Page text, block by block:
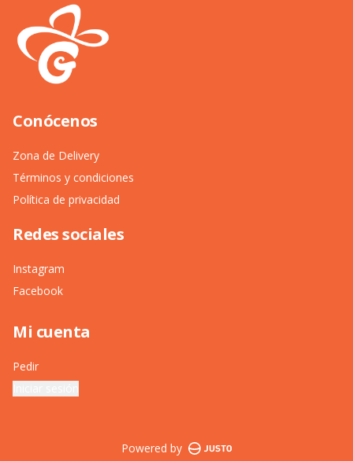
Conócenos
Zona de Delivery
Términos y condiciones
Política de privacidad
Redes sociales
Instagram
Facebook
Mi cuenta
Pedir
Powered by